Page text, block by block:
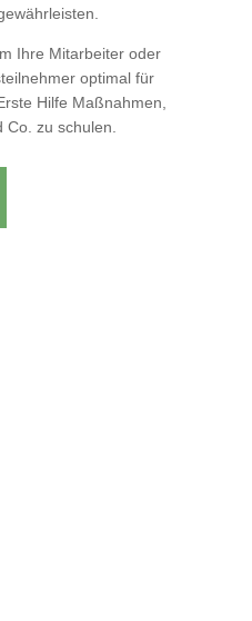
Ihre Mitarbeiter oder
optimal für
Hilfe Maßnahmen,
Co. zu schulen.